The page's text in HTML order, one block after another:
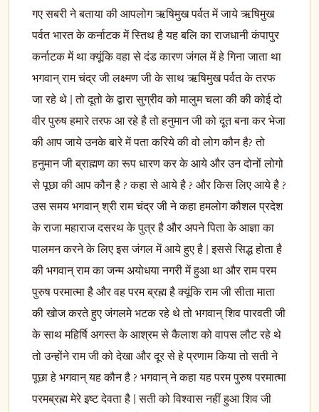
गए सबरी ने बताया की आपलोग ऋषिमुख पर्वत में जाये ऋषिमुख
पर्वत भारत के कर्नाटक में स्तिथ है यह बलि का राजधानी कंपापुर
कर्नाटक में था क्यूंकि वहा से दंड कारण जंगल में हे गिना जाता था
भगवान् राम चंद्र जी लक्ष्मण जी के साथ ऋषिमुख पर्वत के तरफ
जा रहे थे | तो दूतो के द्वारा सुग्रीव को मालुम चला की की कोई दो
वीर पुरुष हमारे तरफ आ रहे है तो हनुमान जी को दूत बना कर भेजा
की आप जाये उनके बारे में पता करिये की वो लोग कौन है? तो
हनुमान जी ब्राह्मण का रूप धारण कर के आये और उन दोनों लोगो
से पूछा की आप कौन है ? कहा से आये है ? और किस लिए आये है ?
उस समय भगवान् श्री राम चंद्र जी ने कहा हमलोग कौशल प्रदेश
के राजा महाराज दसरथ के पुत्र है और अपने पिता के आज्ञा का
पालमन करने के लिए इस जंगल में आये हुए है | इससे सिद्ध होता है
की भगवान् राम का जन्म अयोधया नगरी में हुआ था और राम परम
पुरुष परमात्मा है और वह परम ब्रह्म है क्यूंकि राम जी सीता माता
की खोज करते हुए जंगलमे भटक रहे थे तो भगवान् शिव पारवती जी
के साथ महिर्षि अगस्त के आश्रम से कैलाश को वापस लौट रहे थे
तो उन्होंने राम जी को देखा और दूर से हे प्रणाम किया तो सती ने
पूछा हे भगवान् यह कौन है ? भगवान् ने कहा यह परम पुरुष परमात्मा
परमब्रह्म मेरे इष्ट देवता है | सती को विश्वास नहीं हुआ शिव जी